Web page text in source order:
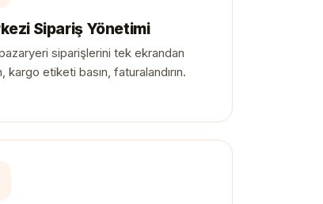
Sipariş Yönetimi
siparişlerini tek ekrandan
kargo etiketi basın, faturalandırın.